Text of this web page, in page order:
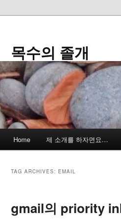
목수의 졸개
Home 제 소개를 하자면요…
TAG ARCHIVES: EMAIL
gmail의 priority